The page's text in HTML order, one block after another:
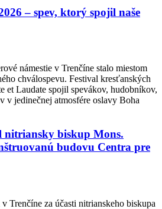
– spev, ktorý spojil naše
námestie v Trenčíne stalo miestom
chválospevu. Festival kresťanských
et Laudate spojil spevákov, hudobníkov,
v jedinečnej atmosfére oslavy Boha
nitriansky biskup Mons.
budovu Centra pre
Trenčíne za účasti nitrianskeho biskupa